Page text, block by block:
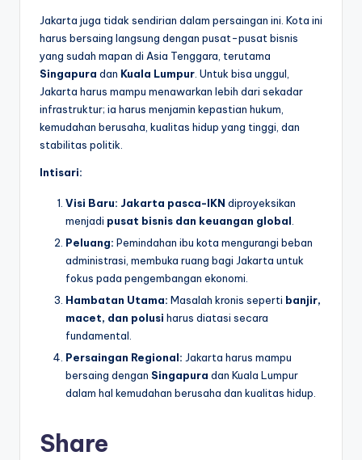
Jakarta juga tidak sendirian dalam persaingan ini. Kota ini
harus bersaing langsung dengan pusat-pusat bisnis
yang sudah mapan di Asia Tenggara, terutama
Singapura dan Kuala Lumpur . Untuk bisa unggul,
Jakarta harus mampu menawarkan lebih dari sekadar
infrastruktur; ia harus menjamin kepastian hukum,
kemudahan berusaha, kualitas hidup yang tinggi, dan
stabilitas politik.
Intisari:
Visi Baru: Jakarta pasca-IKN diproyeksikan
menjadi pusat bisnis dan keuangan global
Peluang: Pemindahan ibu kota mengurangi beban
administrasi, membuka ruang bagi Jakarta untuk
fokus pada pengembangan ekonomi.
Hambatan Utama: Masalah kronis seperti banjir,
macet, dan polusi harus diatasi secara
fundamental.
Persaingan Regional: Jakarta harus mampu
bersaing dengan Singapura dan Kuala Lumpur
dalam hal kemudahan berusaha dan kualitas hidup.
Share